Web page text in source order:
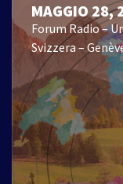
MAGGIO 28,
Forum Radio –
Svizzera –